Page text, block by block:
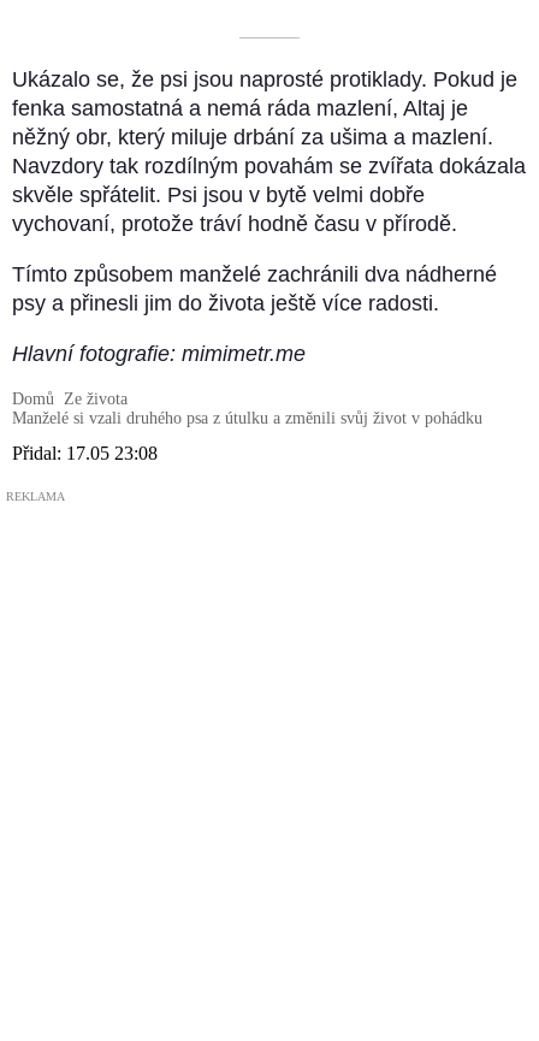
––––––––––
Ukázalo se, že psi jsou naprosté protiklady. Pokud je
fenka samostatná a nemá ráda mazlení, Altaj je
něžný obr, který miluje drbání za ušima a mazlení.
Navzdory tak rozdílným povahám se zvířata dokázala
skvěle spřátelit. Psi jsou v bytě velmi dobře
vychovaní, protože tráví hodně času v přírodě.
Tímto způsobem manželé zachránili dva nádherné
psy a přinesli jim do života ještě více radosti.
Hlavní fotografie: mimimetr.me
Domů
Ze života
Manželé si vzali druhého psa z útulku a změnili svůj život v pohádku
Přidal: 17.05 23:08
REKLAMA